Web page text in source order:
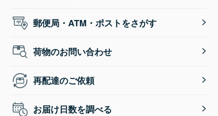
郵便局・ATM・ポストをさがす
荷物のお問い合わせ
再配達のご依頼
お届け日数を調べる